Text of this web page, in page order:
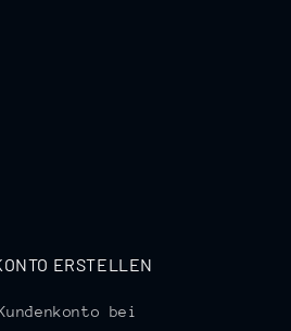
ERSTELLEN
bei